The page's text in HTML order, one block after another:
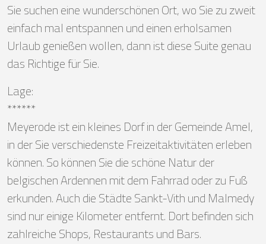
Sie suchen eine wunderschönen Ort, wo Sie zu zweit
einfach mal entspannen und einen erholsamen
Urlaub genießen wollen, dann ist diese Suite genau
das Richtige für Sie.
Lage:
******
Meyerode ist ein kleines Dorf in der Gemeinde Amel,
in der Sie verschiedenste Freizeitaktivitäten erleben
können. So können Sie die schöne Natur der
belgischen Ardennen mit dem Fahrrad oder zu Fuß
erkunden. Auch die Städte Sankt-Vith und Malmedy
sind nur einige Kilometer entfernt. Dort befinden sich
zahlreiche Shops, Restaurants und Bars.